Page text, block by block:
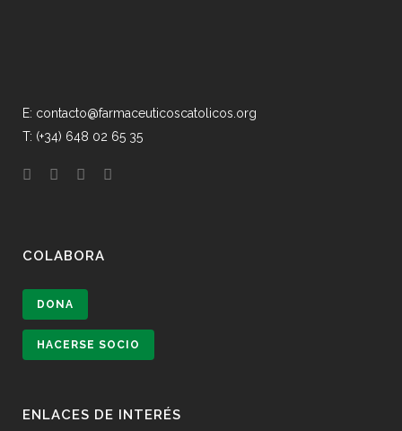
E: contacto@farmaceuticoscatolicos.org
T: (+34) 648 02 65 35
COLABORA
DONA
HACERSE SOCIO
ENLACES DE INTERÉS